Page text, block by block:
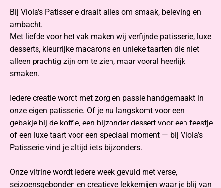
Bij Viola’s Patisserie draait alles om smaak, beleving en
ambacht.
Met liefde voor het vak maken wij verfijnde patisserie, luxe
desserts, kleurrijke macarons en unieke taarten die niet
alleen prachtig zijn om te zien, maar vooral heerlijk
smaken.
Iedere creatie wordt met zorg en passie handgemaakt in
onze eigen patisserie. Of je nu langskomt voor een
gebakje bij de koffie, een bijzonder dessert voor een feestje
of een luxe taart voor een speciaal moment — bij Viola’s
Patisserie vind je altijd iets bijzonders.
Onze vitrine wordt iedere week gevuld met verse,
seizoensgebonden en creatieve lekkernijen waar je blij van